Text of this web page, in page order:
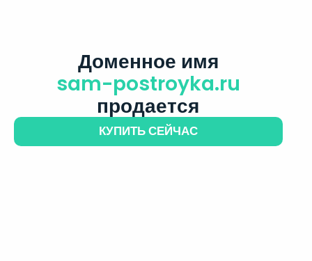
Доменное имя
sam-postroyka.ru
продается
КУПИТЬ СЕЙЧАС